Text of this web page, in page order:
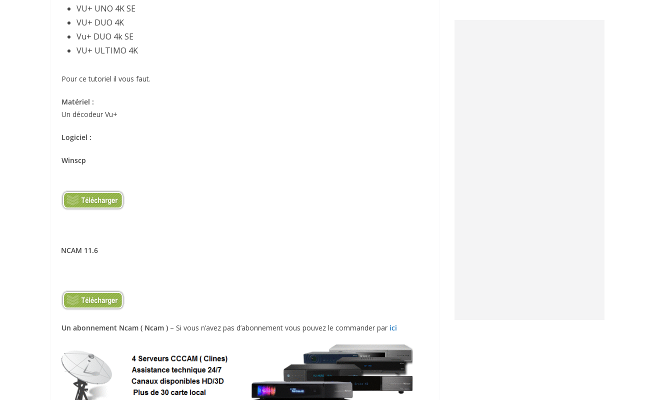
VU+ UNO 4K SE
VU+ DUO 4K
Vu+ DUO 4k SE
VU+ ULTIMO 4K
Pour ce tutoriel il vous faut.
Matériel :
Un décodeur Vu+
Logiciel :
Winscp
NCAM 11.6
Un abonnement Ncam ( Ncam ) – Si vous n’avez pas d’abonnement vous pouvez le commander par ici